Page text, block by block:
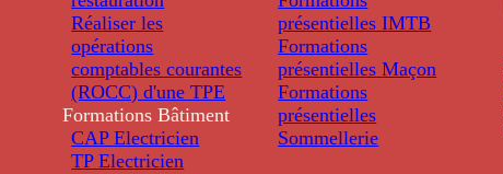
Réaliser les
opérations
comptables courantes
(ROCC) d'une TPE
Formations Bâtiment
CAP Electricien
TP Electricien
présentielles IMTB
Formations
présentielles Maçon
Formations
présentielles
Sommellerie